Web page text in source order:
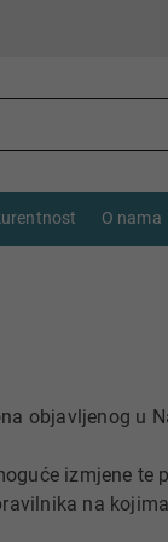
O nama
objavljenog u
izmjene te
na